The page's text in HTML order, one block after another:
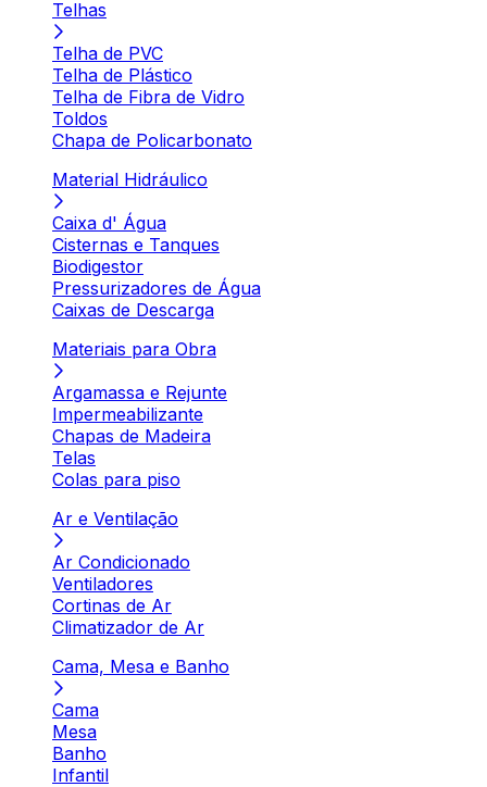
Telhas
Telha de PVC
Telha de Plástico
Telha de Fibra de Vidro
Toldos
Chapa de Policarbonato
Material Hidráulico
Caixa d' Água
Cisternas e Tanques
Biodigestor
Pressurizadores de Água
Caixas de Descarga
Materiais para Obra
Argamassa e Rejunte
Impermeabilizante
Chapas de Madeira
Telas
Colas para piso
Ar e Ventilação
Ar Condicionado
Ventiladores
Cortinas de Ar
Climatizador de Ar
Cama, Mesa e Banho
Cama
Mesa
Banho
Infantil